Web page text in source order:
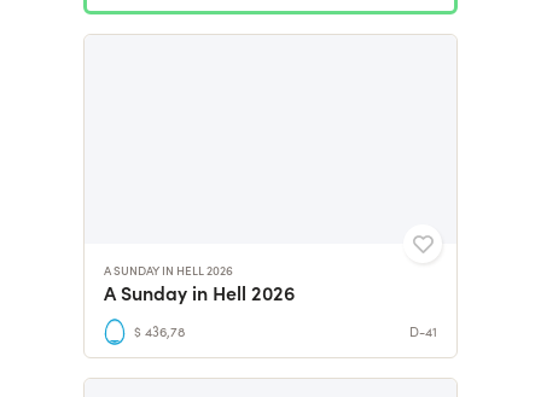
A SUNDAY IN HELL 2026
A Sunday in Hell 2026
$ 436,78 D-41